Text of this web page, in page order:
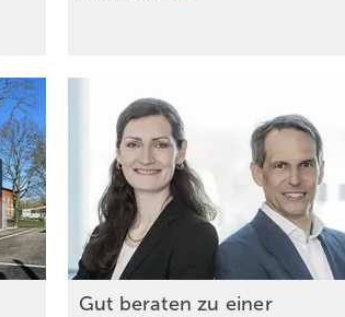
Gut beraten zu einer